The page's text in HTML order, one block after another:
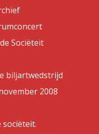
Sociëteit
biljartwedstrijd
2008
sociëteit.